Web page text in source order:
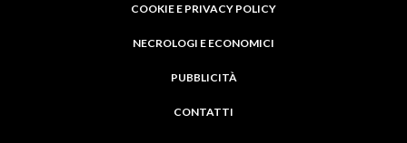
COOKIE E PRIVACY POLICY
NECROLOGI E ECONOMICI
PUBBLICITÀ
CONTATTI